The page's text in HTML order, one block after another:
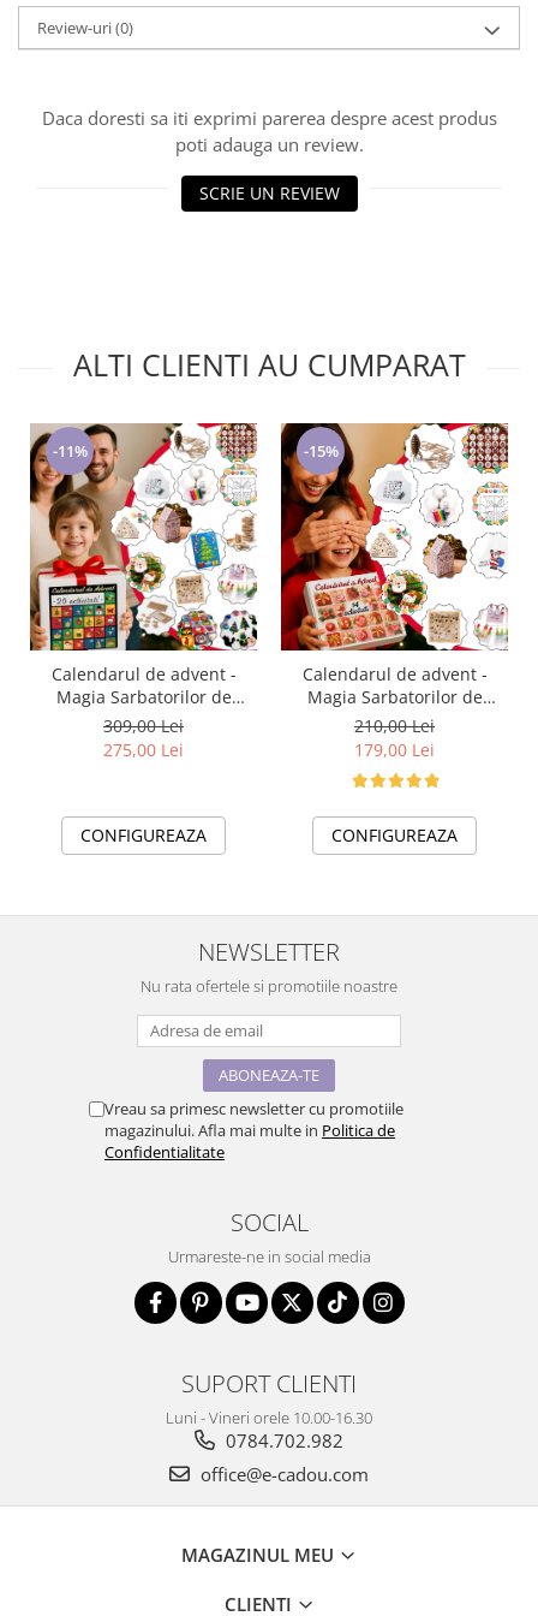
Cadouri pentru Doctori
Cadouri pentru Sfânta Maria
Review-uri(0)
Daca doresti sa iti exprimi parerea despre acest produs
poti adauga un review.
SCRIE UN REVIEW
ALTI CLIENTI AU CUMPARAT
-11%
Calendarul de advent -
Magia Sarbatorilor de
Craciun cu 20 activități copii
SilverBox
309,00 Lei
275,00 Lei
CONFIGUREAZA
-15%
Calendarul de advent -
Magia Sarbatorilor de
Craciun cu 14 activități
copii- varianta standard
210,00 Lei
179,00 Lei
CONFIGUREAZA
NEWSLETTER
Nu rata ofertele si promotiile noastre
Vreau sa primesc newsletter cu promotiile
magazinului. Afla mai multe in Politica de
Confidentialitate
SOCIAL
Urmareste-ne in social media
SUPORT CLIENTI
Luni - Vineri orele 10.00-16.30
0784.702.982
office@e-cadou.com
MAGAZINUL MEU
CLIENTI